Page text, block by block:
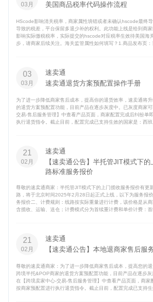
03月
美国商品税率代码操作流程
HScode影响清关税率，商家属性填错或者未确认hscode最终
导致的税差，平台保留多退少补的权利。此功能上线是给到商
影响实际缴税税率，实际提交的hscode对应税率生效待美国海
步，请商家后续关注。海关监管属性如何填写？1.商品发布页：
03
03月
速卖通
速卖通退货方案预配置操作手册
为了进一步降低商家售后成本，提高你的退货效率，速卖通将
的退货方案预配置功能，目前产品在逐步灰度中。已灰度商家
交易-售后服务管理】中查看产品页面，商家配置完成后纠纷单
执行退货指令。截止目前，配置完成已支持生效的国家是：西班
21
02月
速卖通
【速卖通公告】半托管JIT模式下
路标准服务报价
尊敬的速卖通商家：半托管JIT模式下的上门揽收服务报价有更
路，将于北京时间2025年2月28日起正式上线，以下为服务报
务报价二、计费规则：线路按实际重量进行计费，该价格是从商
含揽收、运输、送仓；计费模式分为首续重计费和单价计费：首
21
02月
速卖通
【速卖通公告】本地退商家售后服
尊敬的速卖通商家：为了进一步降低商家售后成本，提高您的
跨境半托&POP商家的退货方案预配置功能，目前产品在逐步灰
在【跨境卖家中心-交易-售后服务管理】中查看产品页面，商家
按商家预配置进行执行退货指令。截止目前，配置完成已支持生